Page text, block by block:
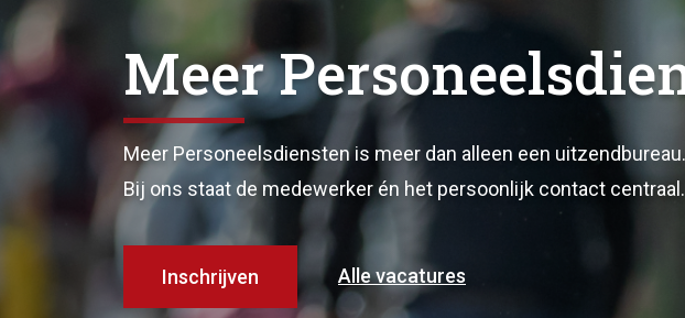
Meer
Meer Personeelsdiensten is meer dan alleen een uitzendbureau.
Bij ons staat de medewerker én het persoonlijk contact centraal.
Inschrijven Alle vacatures